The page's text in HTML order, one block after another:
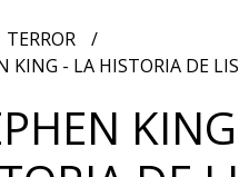
TERROR
KING - LA HISTORIA DE